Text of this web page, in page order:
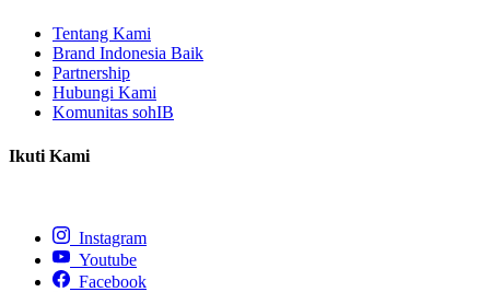
Tentang Kami
Brand Indonesia Baik
Partnership
Hubungi Kami
Komunitas sohIB
Ikuti Kami
Instagram
Youtube
Facebook